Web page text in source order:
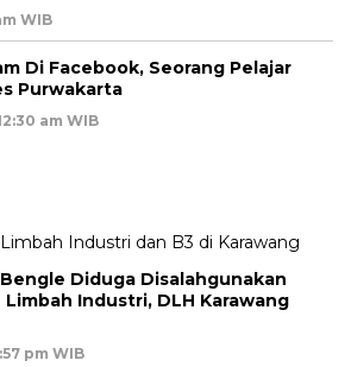
WIB
Di Facebook, Seorang Pelajar
Purwakarta
am WIB
Diduga Disalahgunakan
Industri, DLH Karawang
pm WIB